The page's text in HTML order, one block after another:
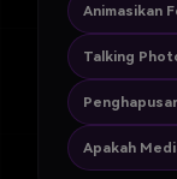
Animasikan
Talking
Apakah